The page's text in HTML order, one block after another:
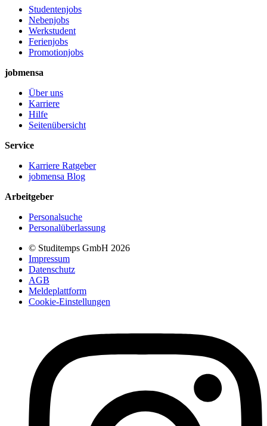
Studentenjobs
Nebenjobs
Werkstudent
Ferienjobs
Promotionjobs
jobmensa
Über uns
Karriere
Hilfe
Seitenübersicht
Service
Karriere Ratgeber
jobmensa Blog
Arbeitgeber
Personalsuche
Personalüberlassung
© Studitemps GmbH 2026
Impressum
Datenschutz
AGB
Meldeplattform
Cookie-Einstellungen